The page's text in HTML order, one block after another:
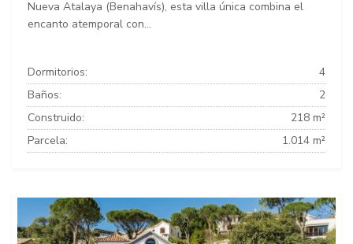
Nueva Atalaya (Benahavís), esta villa única combina el
encanto atemporal con...
Dormitorios:
4
Baños:
2
Construido:
218 m²
Parcela:
1.014 m²